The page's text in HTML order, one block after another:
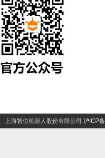
上海智位机器人股份有限公司 沪ICP